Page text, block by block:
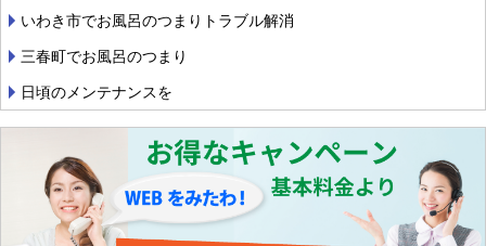
いわき市でお風呂のつまりトラブル解消
三春町でお風呂のつまり
日頃のメンテナンスを